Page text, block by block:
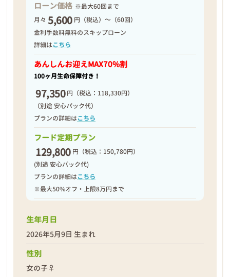
❮
ローン価格 ※最大60回まで
月々 5,600 円（税込）～（60回）
金利手数料無料のスキップローン
詳細はこちら
あんしんお迎えMAX70%割
100ヶ月生命保障付き！
97,350 円 （税込：118,330円）
（別途 安心パック代）
プランの詳細はこちら
フード定期プラン
129,800 円 （税込：150,780円）
(別途 安心パック代)
プランの詳細はこちら
※最大50%オフ・上限8万円まで
生年月日
2026年5月9日 生まれ
性別
女の子♀